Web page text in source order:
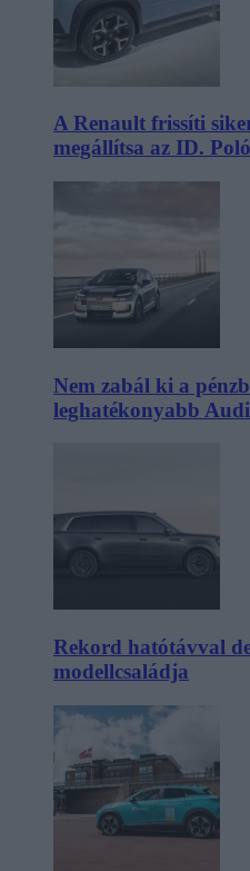
A Renault frissíti
megállítsa az ID.
Nem zabál ki a
leghatékonyabb Audi
Rekord hatótávval
modellcsaládja